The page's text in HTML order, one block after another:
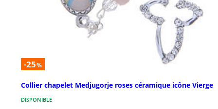
-25%
Collier chapelet Medjugorje roses céramique icône Vierge
DISPONIBLE